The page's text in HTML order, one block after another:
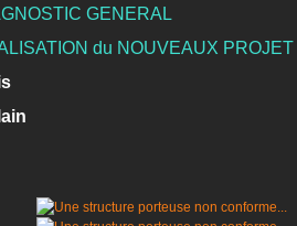
GENERAL
du NOUVEAUX PROJET